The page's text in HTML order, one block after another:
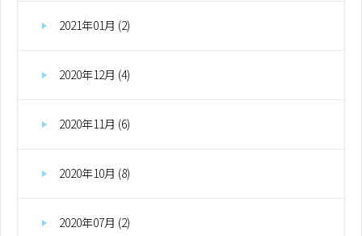
2021年01月 (2)
2020年12月 (4)
2020年11月 (6)
2020年10月 (8)
2020年07月 (2)